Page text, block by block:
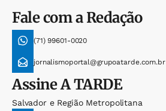
Fale com a Redação
(71) 99601-0020
jornalismoportal@grupoatarde.com.br
AssineA TARDE
Salvador e Região Metropolitana